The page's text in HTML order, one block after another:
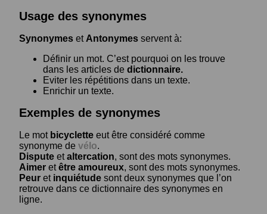
Usage des synonymes
Synonymes et Antonymes servent à:
Définir un mot. C’est pourquoi on les trouve
dans les articles de dictionnaire.
Eviter les répétitions dans un texte.
Enrichir un texte.
Exemples de synonymes
Le mot bicyclette eut être considéré comme
synonyme de vélo.
Dispute etaltercation, sont des mots synonymes.
Aimer etêtre amoureux, sont des mots synonymes.
Peur et inquiétude sont deux synonymes que l’on
retrouve dans ce dictionnaire des synonymes en
ligne.